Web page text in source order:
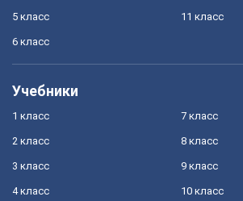
5 класс
6 класс
11 класс
Учебники
1 класс
2 класс
3 класс
4 класс
7 класс
8 класс
9 класс
10 класс